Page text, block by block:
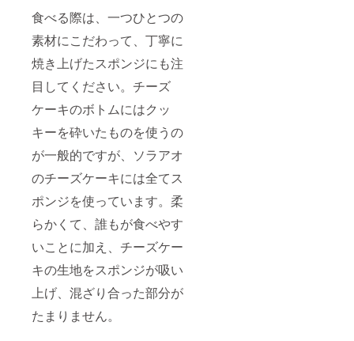
食べる際は、一つひとつの
素材にこだわって、丁寧に
焼き上げたスポンジにも注
目してください。チーズ
ケーキのボトムにはクッ
キーを砕いたものを使うの
が一般的ですが、ソラアオ
のチーズケーキには全てス
ポンジを使っています。柔
らかくて、誰もが食べやす
いことに加え、チーズケー
キの生地をスポンジが吸い
上げ、混ざり合った部分が
たまりません。